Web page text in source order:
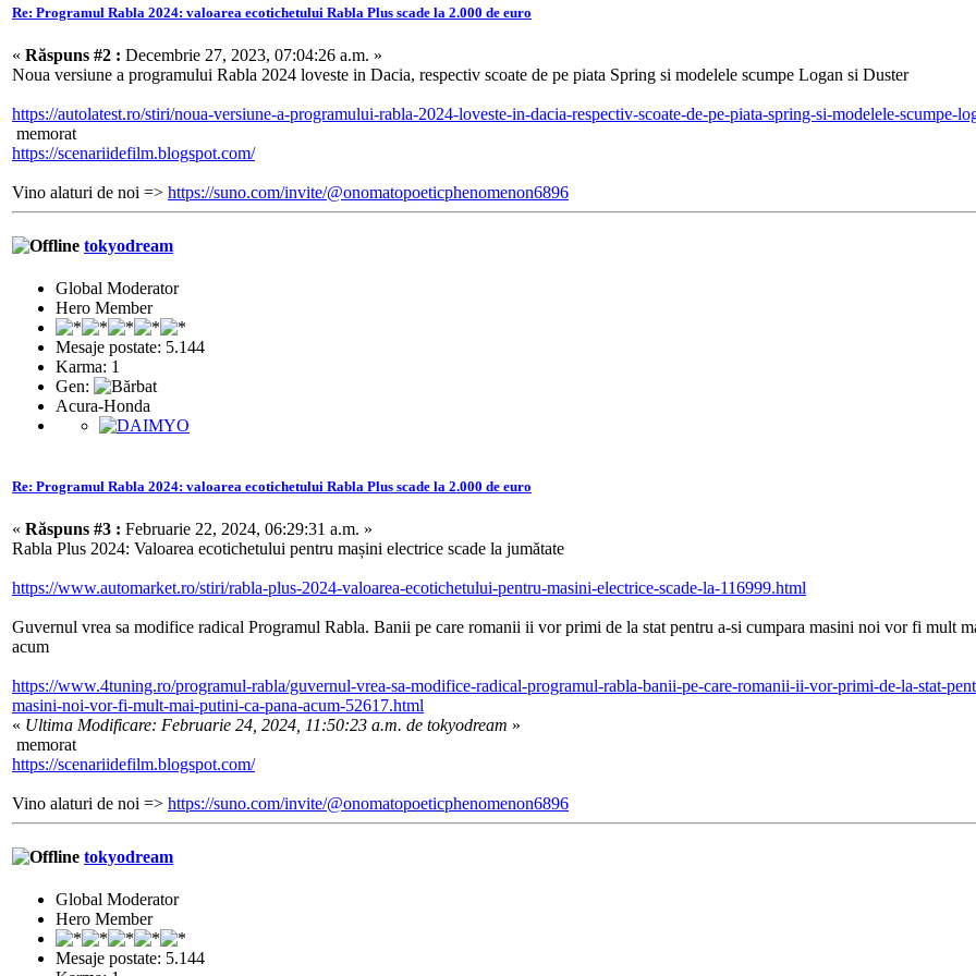
Re: Programul Rabla 2024: valoarea ecotichetului Rabla Plus scade la 2.000 de euro
« Răspuns #2 : Decembrie 27, 2023, 07:04:26 a.m. »
Noua versiune a programului Rabla 2024 loveste in Dacia, respectiv scoate de pe piata Spring si modelele scumpe Logan si Duster
https://autolatest.ro/stiri/noua-versiune-a-programului-rabla-2024-loveste-in-dacia-respectiv-scoate-de-pe-piata-spring-si-modelele-scumpe-
memorat
https://scenariidefilm.blogspot.com/
Vino alaturi de noi => https://suno.com/invite/@onomatopoeticphenomenon6896
tokyodream
Global Moderator
Hero Member
Mesaje postate: 5.144
Karma: 1
Gen:
Acura-Honda
Re: Programul Rabla 2024: valoarea ecotichetului Rabla Plus scade la 2.000 de euro
« Răspuns #3 : Februarie 22, 2024, 06:29:31 a.m. »
Rabla Plus 2024: Valoarea ecotichetului pentru mașini electrice scade la jumătate
https://www.automarket.ro/stiri/rabla-plus-2024-valoarea-ecotichetului-pentru-masini-electrice-scade-la-116999.html
Guvernul vrea sa modifice radical Programul Rabla. Banii pe care romanii ii vor primi de la stat pentru a-si cumpara masini noi vor fi mult
acum
https://www.4tuning.ro/programul-rabla/guvernul-vrea-sa-modifice-radical-programul-rabla-banii-pe-care-romanii-ii-vor-primi-de-la-stat-
masini-noi-vor-fi-mult-mai-putini-ca-pana-acum-52617.html
« Ultima Modificare: Februarie 24, 2024, 11:50:23 a.m. de tokyodream »
memorat
https://scenariidefilm.blogspot.com/
Vino alaturi de noi => https://suno.com/invite/@onomatopoeticphenomenon6896
tokyodream
Global Moderator
Hero Member
Mesaje postate: 5.144